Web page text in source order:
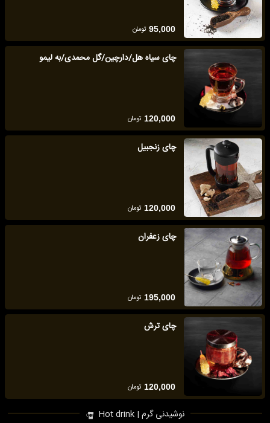
95,000 تومان
چای سیاه هل/دارچین/گل محمدی/به لیمو
120,000 تومان
چای زنجبیل
120,000 تومان
چای زعفران
195,000 تومان
چای ترش
120,000 تومان
نوشیدنی گرم | Hot drink